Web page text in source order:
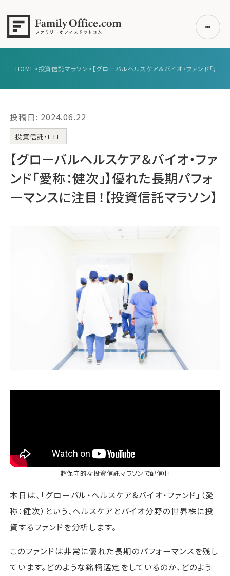
事例紹介
エキスパート一覧
無料講座
コラム
利用者の声
ファミリーオフィスとは
メールマガジン登録
よくある質問
HOME>投資信託マラソン>
投稿日: 2024.06.22
投資信託・ETF
【グローバルヘルスケア＆バイオ・ファ
ンド「愛称：健次」】優れた長期パフォ
ーマンスに注目！【投資信託マラソン】
超保守的な投資信託マラソンで配信中
本日は、「グローバル・ヘルスケア&バイオ・ファンド」（愛
称：健次）という、ヘルスケアとバイオ分野の世界株に投
資するファンドを分析します。
このファンドは非常に優れた長期のパフォーマンスを残し
ています。どのような銘柄選定をしているのか、どのよう